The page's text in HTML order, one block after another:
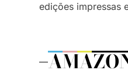
edições impressas